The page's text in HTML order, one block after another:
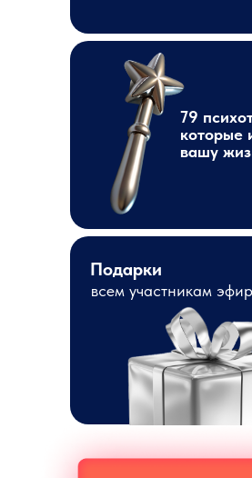
всем участникам
Подарки
79
которые
вашу